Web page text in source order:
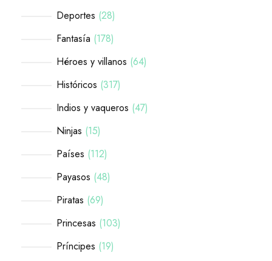
Deportes 28
Fantasía 178
Héroes y villanos 64
Históricos 317
Indios y vaqueros 47
Ninjas 15
Países 112
Payasos 48
Piratas 69
Princesas 103
Príncipes 19